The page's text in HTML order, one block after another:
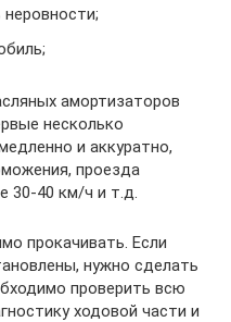
амортизаторов
несколько
и аккуратно,
проезда
30-40 км/ч и т.д.
прокачивать. Если
нужно сделать
проверить всю
ходовой части и